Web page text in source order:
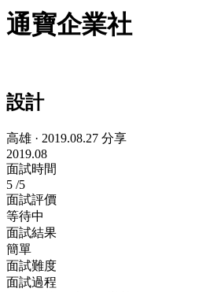
通寶企業社
設計
高雄 · 2019.08.27 分享
2019.08
面試時間
5 /5
面試評價
等待中
面試結果
簡單
面試難度
面試過程